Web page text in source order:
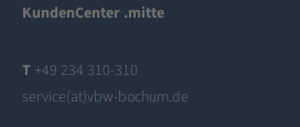
KundenCenter .mitte
T +49 234 310-310
service(at)vbw-bochum.de